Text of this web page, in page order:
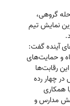
گروهی،
نمایش تیم
آینده گفت:
و حمایت‌های
رقابت‌ها
در چهار رده
با همکاری
مدارس و